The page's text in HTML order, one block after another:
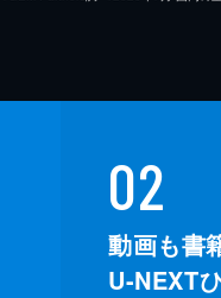
02
動画も書
U-NEXT